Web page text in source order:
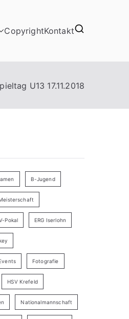
CopyrightKontakt
U13 17.11.2018
B-Jugend
Pokal ERG Iserlohn
Fotografie
HSV Krefeld
Nationalmannschaft